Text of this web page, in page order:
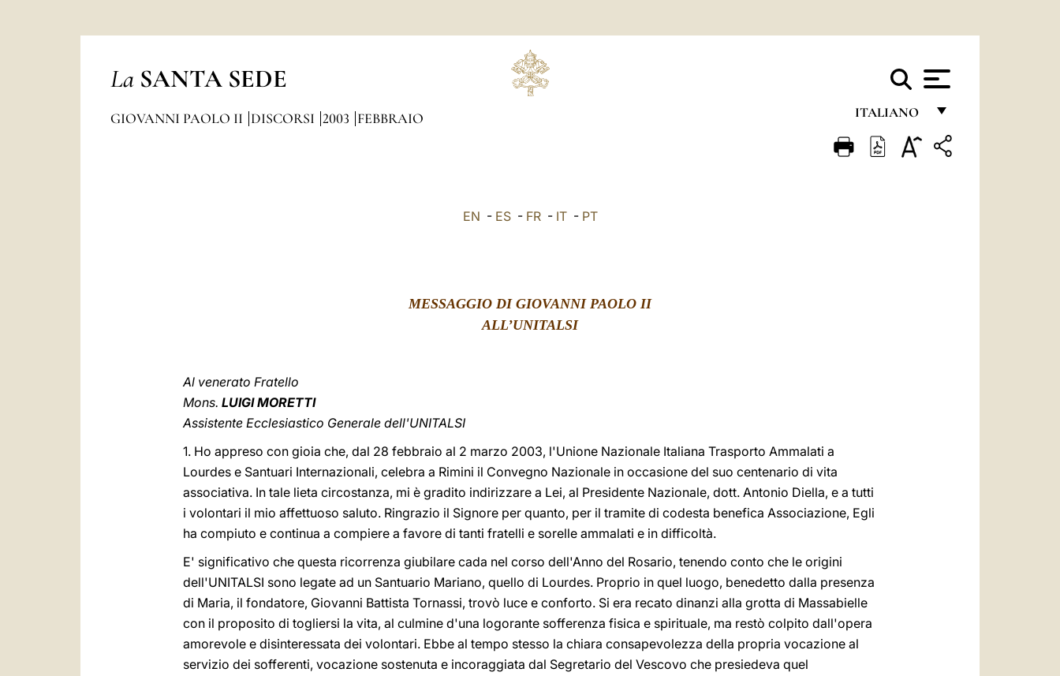
La SANTA SEDE
ITALIANO
FRANÇAIS
GIOVANNI PAOLO II DISCORSI 2003 FEBBRAIO
EN - ES- FR- IT- PT
MESSAGGIO DI GIOVANNI PAOLO II
ALL’UNITALSI
Al venerato Fratello
Mons. LUIGI MORETTI
Assistente Ecclesiastico Generale dell'UNITALSI
1. Ho appreso con gioia che, dal 28 febbraio al 2 marzo 2003, l'Unione Nazionale Italiana Trasporto Ammalati a
Lourdes e Santuari Internazionali, celebra a Rimini il Convegno Nazionale in occasione del suo centenario di vita
associativa. In tale lieta circostanza, mi è gradito indirizzare a Lei, al Presidente Nazionale, dott. Antonio Diella, e a tutti
i volontari il mio affettuoso saluto. Ringrazio il Signore per quanto, per il tramite di codesta benefica Associazione, Egli
ha compiuto e continua a compiere a favore di tanti fratelli e sorelle ammalati e in difficoltà.
E' significativo che questa ricorrenza giubilare cada nel corso dell'Anno del Rosario, tenendo conto che le origini
dell'UNITALSI sono legate ad un Santuario Mariano, quello di Lourdes. Proprio in quel luogo, benedetto dalla presenza
di Maria, il fondatore, Giovanni Battista Tornassi, trovò luce e conforto. Si era recato dinanzi alla grotta di Massabielle
con il proposito di togliersi la vita, al culmine d'una logorante sofferenza fisica e spirituale, ma restò colpito dall'opera
amorevole e disinteressata dei volontari. Ebbe al tempo stesso la chiara consapevolezza della propria vocazione al
servizio dei sofferenti, vocazione sostenuta e incoraggiata dal Segretario del Vescovo che presiedeva quel